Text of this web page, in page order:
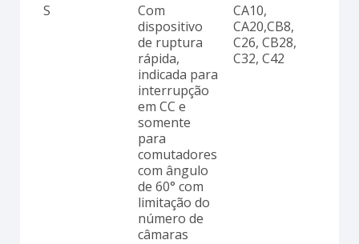
S
Com
dispositivo
de ruptura
rápida,
indicada para
interrupção
em CC e
somente
para
comutadores
com ângulo
de 60° com
limitação do
número de
câmaras
CA10,
CA20,CB8,
C26, CB28,
C32, C42